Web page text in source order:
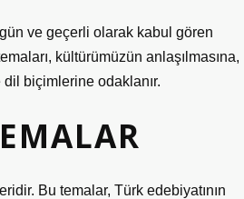
ve geçerli olarak kabul gören
kültürümüzün anlaşılmasına,
biçimlerine odaklanır.
Bu temalar, Türk edebiyatının